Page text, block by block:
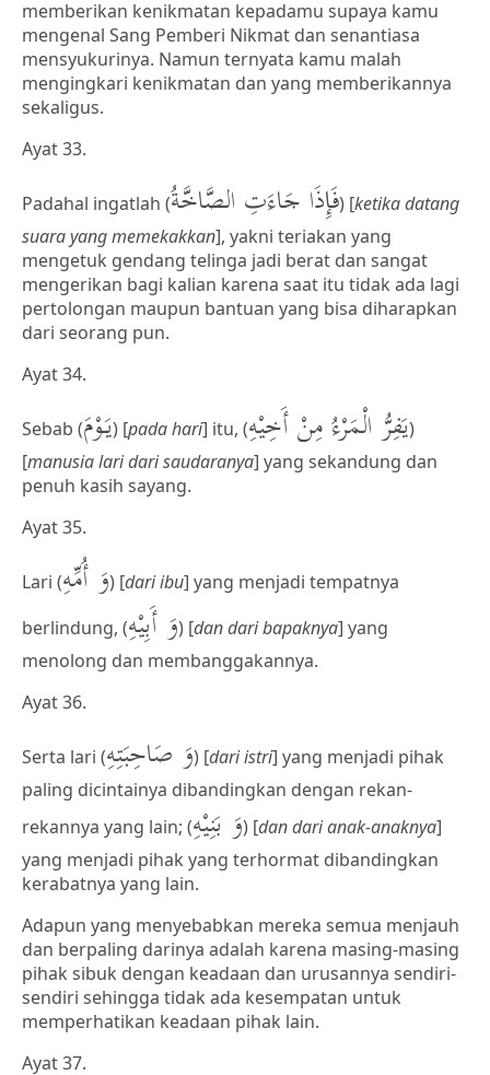
memberikan kenikmatan kepadamu supaya kamu
mengenal Sang Pemberi Nikmat dan senantiasa
mensyukurinya. Namun ternyata kamu malah
mengingkari kenikmatan dan yang memberikannya
sekaligus.
Ayat 33.
Padahal ingatlah (فَإِذَا جَاءَتِ الصَّاخَّةُ) [ketika datang
suara yang memekakkan], yakni teriakan yang
mengetuk gendang telinga jadi berat dan sangat
mengerikan bagi kalian karena saat itu tidak ada lagi
pertolongan maupun bantuan yang bisa diharapkan
dari seorang pun.
Ayat 34.
Sebab (يَوْمَ) [pada hari] itu, (يَفِرُّ الْمَرْءُ مِنْ أَخِيْهِ)
[manusia lari dari saudaranya] yang sekandung dan
penuh kasih sayang.
Ayat 35.
Lari (وَ أُمِّهِ) [dari ibu] yang menjadi tempatnya
berlindung, (وَ أَبِيْهِ) [dan dari bapaknya] yang
menolong dan membanggakannya.
Ayat 36.
Serta lari (وَ صَاحِبَتِهِ) [dari istri] yang menjadi pihak
paling dicintainya dibandingkan dengan rekan-
rekannya yang lain; (وَ بَنِيْهِ) [dan dari anak-anaknya]
yang menjadi pihak yang terhormat dibandingkan
kerabatnya yang lain.
Adapun yang menyebabkan mereka semua menjauh
dan berpaling darinya adalah karena masing-masing
pihak sibuk dengan keadaan dan urusannya sendiri-
sendiri sehingga tidak ada kesempatan untuk
memperhatikan keadaan pihak lain.
Ayat 37.